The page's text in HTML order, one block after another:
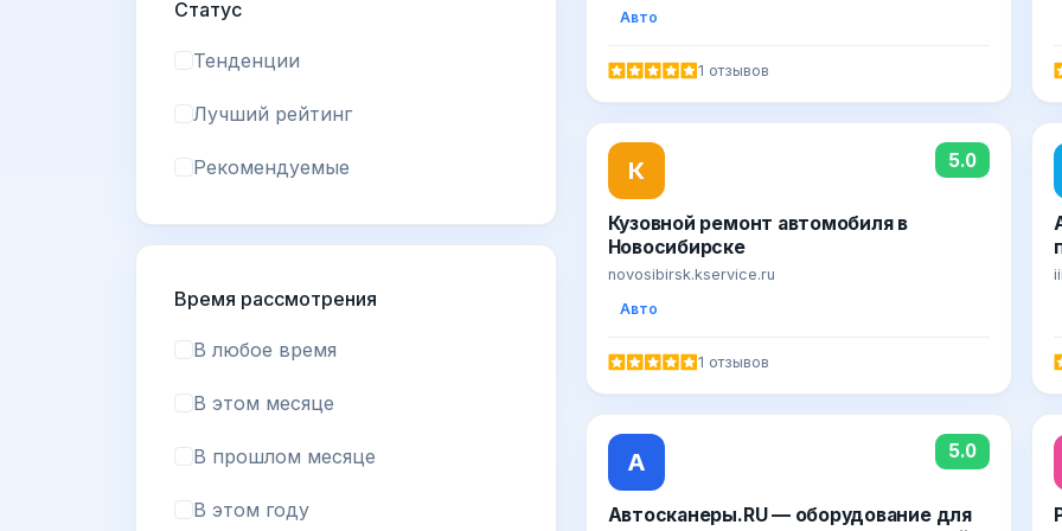
Статус
Тенденции
Лучший рейтинг
Рекомендуемые
Время рассмотрения
В любое время
В этом месяце
В прошлом месяце
В этом году
Авто
1 отзывов
К 5.0
Кузовной ремонт автомобиля в
Новосибирске
novosibirsk.kservice.ru
Авто
1 отзывов
А 5.0
Автосканеры.RU — оборудование для